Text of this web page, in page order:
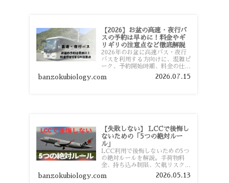
【2026】お盆の高速・夜行バ
スの予約は早めに！料金やギ
リギリの注意点など徹底解説
2026年のお盆に高速バス・夜行
バスを利用する方向けに、混雑ピ
ーク、予約開始時期、料金の仕組
み、キャンセル待ちのコツ、直前
予約の注意点まで詳しく解説しま
banzokubiology.com 2026.07.15
【失敗しない】 LCCで後悔し
ないための「5つの絶対ルー
ル」
LCC利用で後悔しないための5つ
の絶対ルールを解説。手荷物料
金、持ち込み制限、欠航リスク、
時間厳守など、格安航空会社を利
用する前に知っておきたい注意点
banzokubiology.com 2026.05.13